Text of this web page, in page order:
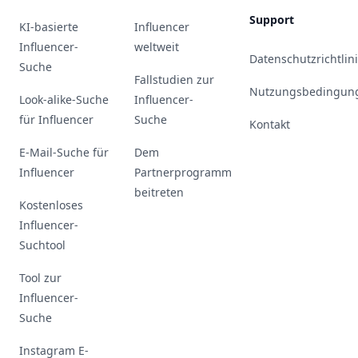
KI-basierte
Influencer-
Suche
Look-alike-Suche
für Influencer
E-Mail-Suche für
Influencer
Kostenloses
Influencer-
Suchtool
Tool zur
Influencer-
Suche
Instagram E-
Influencer
weltweit
Fallstudien zur
Influencer-
Suche
Dem
Partnerprogramm
beitreten
Support
Kontakt